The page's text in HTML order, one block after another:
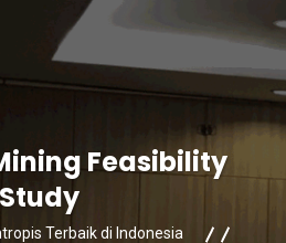
Feasibility
Study
Terbaik di Indonesia